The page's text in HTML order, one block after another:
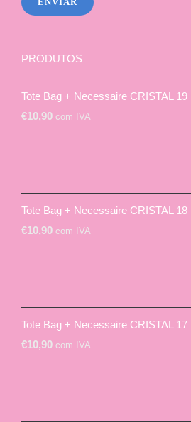
PRODUTOS
Tote Bag + Necessaire CRISTAL 19
€10,90 com IVA
Tote Bag + Necessaire CRISTAL 18
€10,90 com IVA
Tote Bag + Necessaire CRISTAL 17
€10,90 com IVA